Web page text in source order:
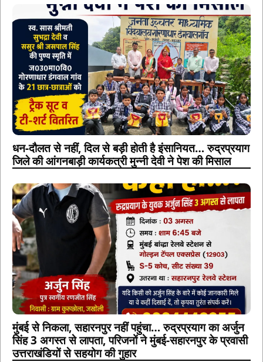
धन-दौलत से नहीं, दिल से बड़ी होती है इंसानियत… रुद्रप्रयाग
जिले की आंगनबाड़ी कार्यकत्री मुन्नी देवी ने पेश की मिसाल
मुंबई से निकला, सहारनपुर नहीं पहुंचा… रुद्रप्रयाग का अर्जुन
सिंह 3 अगस्त से लापता, परिजनों ने मुंबई-सहारनपुर के प्रवासी
उत्तराखंडियों से सहयोग की गुहार